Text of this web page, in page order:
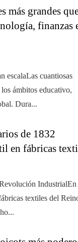
más grandes
finanzas
escalaLas cuantiosas
ámbitos educativo,
Dura...
de 1832
en fábricas
IndustrialEn
textiles del